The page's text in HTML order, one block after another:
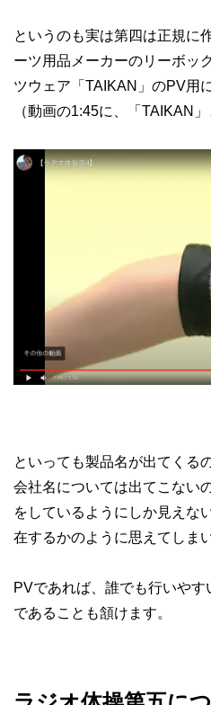
というのも実は第四は正規に
ーツ用品メーカーのリーボッ
ツウェア「TAIKAN」のPV用
（動画の1:45に、「TAIKAN
といっても製品名が出てくる
会社名については出てこない
をしているようにしか見えな
在するかのように思えてしま
PVであれば、誰でも行いや
であることも頷けます。